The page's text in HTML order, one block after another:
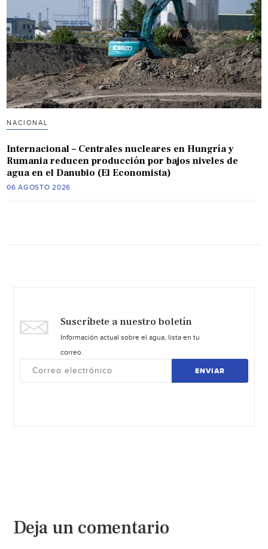
NACIONAL
Internacional – Centrales nucleares en Hungría y
Rumania reducen producción por bajos niveles de
agua en el Danubio (El Economista)
06 AGOSTO 2026
Suscríbete a nuestro boletín
Información actual sobre el agua, lista en tu
correo.
ENVIAR
Deja un comentario